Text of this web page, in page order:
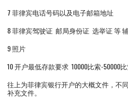
7 菲律宾电话号码以及电子邮箱地址
8 菲律宾驾驶证 邮局身份证 选举证 等
9 照片
10 开户最低存款要求 10000比索-50000
往上为菲律宾银行开户的大概文件，不
补充文件。